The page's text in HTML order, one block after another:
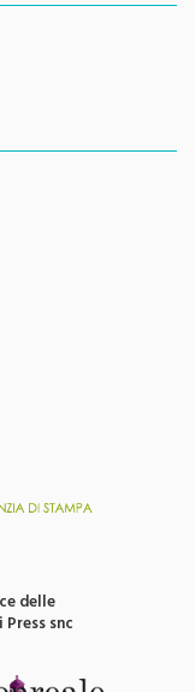
delle
snc